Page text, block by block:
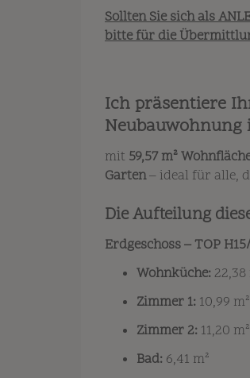
Sollten Sie sich als
bitte für die
Ich präsentiere
Neubauwohnung
mit 59,57 m²
Garten– ideal für alle,
Die Aufteilung
Erdgeschoss – TOP
Wohnküche: 22,38
Zimmer 1: 10,99 m²
Zimmer 2: 11,20 m²
Bad: 6,41 m²